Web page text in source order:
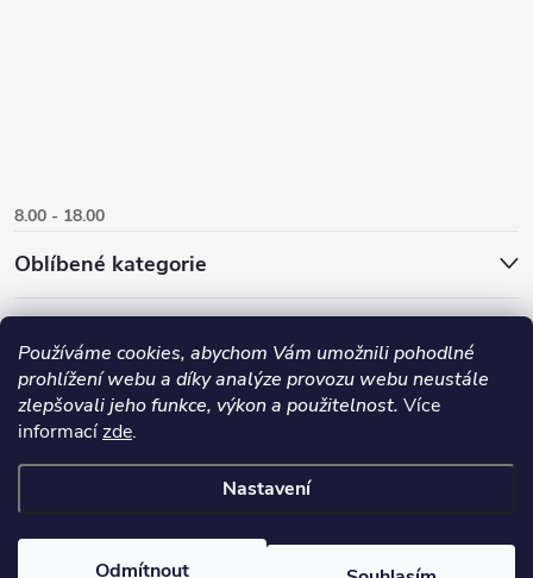
Používáme cookies, abychom Vám umožnili pohodlné
prohlížení webu a díky analýze provozu webu neustále
zlepšovali jeho funkce, výkon a použitelnost. Více
informacízde.
Nastavení
Odmítnout
8.00 - 18.00
Oblíbené kategorie
Copyright 2026
cookies